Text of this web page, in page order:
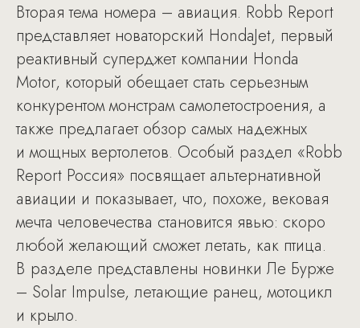
Вторая тема номера – авиация. Robb Report
представляет новаторский HondaJet, первый
реактивный суперджет компании Honda
Motor, который обещает стать серьезным
конкурентом монстрам самолетостроения, а
также предлагает обзор самых надежных
и мощных вертолетов. Особый раздел «Robb
Report Россия» посвящает альтернативной
авиации и показывает, что, похоже, вековая
мечта человечества становится явью: скоро
любой желающий сможет летать, как птица.
В разделе представлены новинки Ле Бурже
– Solar Impulse, летающие ранец, мотоцикл
и крыло.